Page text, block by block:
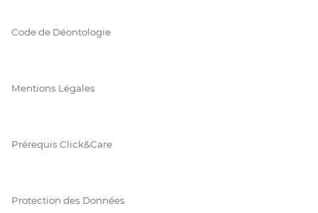
Code de Déontologie
Mentions Légales
Prérequis Click&Care
Protection des Données